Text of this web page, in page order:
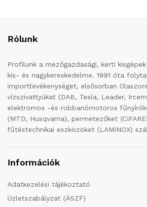
Rólunk
Profilunk a mezőgazdasági, kerti
kis- és nagykereskedelme. 1991 óta
importtevékenységet, elsősorban
vízszivattyúkat (DAB, Tesla, Leader,
elektromos -és robbanómotoros
(MTD, Husqvarna), permetezőket
fűtéstechnikai eszközöket (LAMINOX)
Információk
Adatkezelési tájékoztató
Üzletszabályzat (ÁSZF)